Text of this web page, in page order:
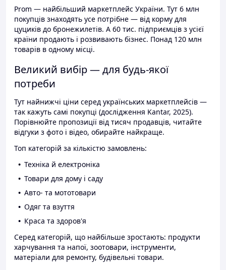
Prom — найбільший маркетплейс України. Тут 6 млн
покупців знаходять усе потрібне — від корму для
цуциків до бронежилетів. А 60 тис. підприємців з усієї
країни продають і розвивають бізнес. Понад 120 млн
товарів в одному місці.
Великий вибір — для будь-якої
потреби
Тут найнижчі ціни серед українських маркетплейсів —
так кажуть самі покупці (дослідження Kantar, 2025).
Порівнюйте пропозиції від тисяч продавців, читайте
відгуки з фото і відео, обирайте найкраще.
Топ категорій за кількістю замовлень:
Техніка й електроніка
Товари для дому і саду
Авто- та мототовари
Одяг та взуття
Краса та здоров'я
Серед категорій, що найбільше зростають: продукти
харчування та напої, зоотовари, інструменти,
матеріали для ремонту, будівельні товари.